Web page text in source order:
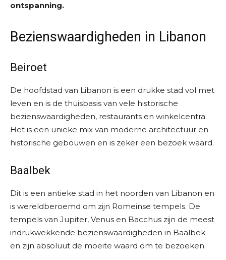
ontspanning.
Bezienswaardigheden in Libanon
Beiroet
De hoofdstad van Libanon is een drukke stad vol met
leven en is de thuisbasis van vele historische
bezienswaardigheden, restaurants en winkelcentra.
Het is een unieke mix van moderne architectuur en
historische gebouwen en is zeker een bezoek waard.
Baalbek
Dit is een antieke stad in het noorden van Libanon en
is wereldberoemd om zijn Romeinse tempels. De
tempels van Jupiter, Venus en Bacchus zijn de meest
indrukwekkende bezienswaardigheden in Baalbek
en zijn absoluut de moeite waard om te bezoeken.